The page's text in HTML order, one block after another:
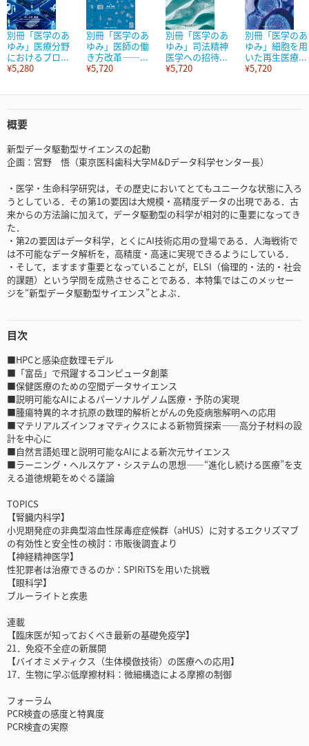
別冊「医学のあ
ゆみ」医療分野
におけるブロ...
¥5,280
別冊「医学のあ
ゆみ」医師の働
き方改革――...
¥5,720
別冊「医学のあ
ゆみ」司法精神
医学への招待...
¥5,720
別冊「医学のあ
ゆみ」細胞を用
いた再生医療...
¥5,720
概要
新型データ駆動型サイエンスの起動
企画：宮野 悟（東京医科歯科大学M&Dデータ科学センター長）
・医学・生命科学研究は，その歴史においてとてもユニークな状態に入ろ
うとしている．その第1の要因は大規模・高精度データの出現である．古
来からの方法論に加えて，データ駆動型の科学が相対的に重要になってき
た．
・第2の要因はデータ科学，とくにAI技術応用の登場である．人海戦術で
は不可能なデータ解析を，高精度・高速に実現できるようにしている．
・そして，ますます重要となっていることが，ELSI（倫理的・法的・社会
的課題）という学問を成熟させることである．本特集ではこのメッセー
ジを“新型データ駆動型サイエンス”とよぶ．
目次
■HPCと感染症数理モデル
■「富岳」で飛躍するコンピュータ創薬
■保健医療のための空間データサイエンス
■説明可能なAIによるパーソナルゲノム医療・予防の実現
■腫瘍特異的ネオ抗原の数理的解析とがんの免疫病態解明への応用
■マテリアルズインフォマティクスによる新物質探索――高分子材料の設
計を中心に
■自然言語処理と説明可能なAIによる新次元サイエンス
■ラーニング・ヘルスケア・システムの思想――“進化し続ける医療”を支
える道徳規範をめぐる議論
TOPICS
【腎臓内科学】
小児期発症の非典型溶血性尿毒症症候群（aHUS）に対するエクリズマブ
の有効性と安全性の検討：市販後調査より
【神経精神医学】
性犯罪者は治療できるのか：SPIRiTSを用いた挑戦
【眼科学】
ブルーライトと疾患
連載
【臨床医が知っておくべき最新の基礎免疫学】
21．免疫不全症の新展開
【バイオミメティクス（生体模倣技術）の医療への応用】
17．生物に学ぶ低摩擦材料：微細構造による摩擦の制御
フォーラム
PCR検査の感度と特異度
PCR検査の実際